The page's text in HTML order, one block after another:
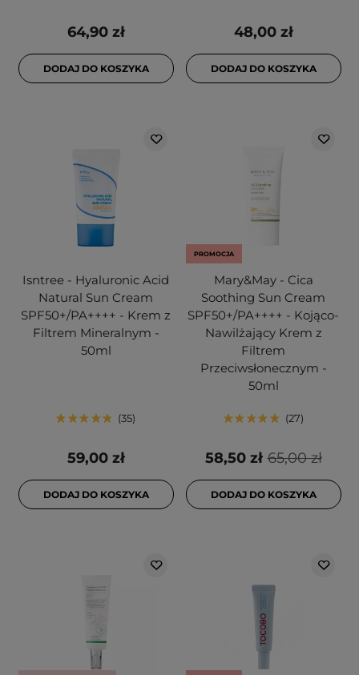
64,90 zł
DODAJ DO KOSZYKA
48,00 zł
DODAJ DO KOSZYKA
Isntree - Hyaluronic Acid
Natural Sun Cream
SPF50+/PA++++ - Krem z
Filtrem Mineralnym -
50ml
35
59,00 zł
DODAJ DO KOSZYKA
PROMOCJA
Mary&May - Cica
Soothing Sun Cream
SPF50+/PA++++ - Kojąco-
Nawilżający Krem z
Filtrem
Przeciwsłonecznym -
50ml
27
65,00 zł
58,50 zł
DODAJ DO KOSZYKA